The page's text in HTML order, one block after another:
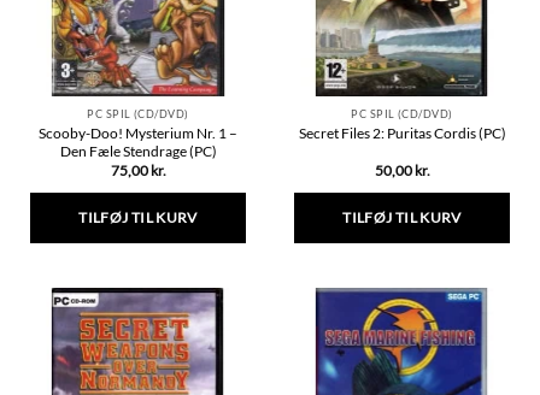
PC SPIL (CD/DVD)
Scooby-Doo! Mysterium Nr. 1 –
Den Fæle Stendrage (PC)
75,00 kr.
TILFØJ TIL KURV
PC SPIL (CD/DVD)
Secret Files 2: Puritas Cordis (PC)
50,00 kr.
TILFØJ TIL KURV